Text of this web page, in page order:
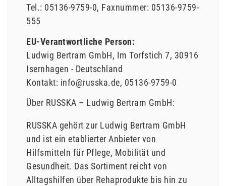
Tel.: 05136-9759-0 Faxnummer: 05136-9759-
555
EU-Verantwortliche Person:
Ludwig Bertram GmbH Im Torfstich 7 30916
Isernhagen
Deutschland
Kontakt: info@russka.de 05136-9759-0
Über RUSSKA – Ludwig Bertram GmbH:
RUSSKA gehört zur Ludwig Bertram GmbH
und ist ein etablierter Anbieter von
Hilfsmitteln für Pflege, Mobilität und
Gesundheit. Das Sortiment reicht von
Alltagshilfen über Rehaprodukte bis hin zu